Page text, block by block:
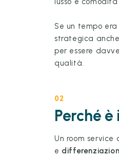
Se un tempo
strategica
per essere
qualità.
02
Perché
Un room
e